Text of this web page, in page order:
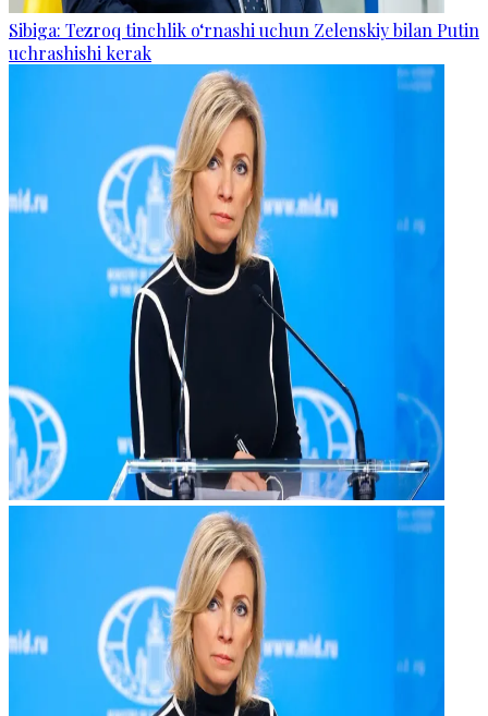
Sibiga: Tezroq tinchlik o‘rnashi uchun Zelenskiy bilan Putin
uchrashishi kerak